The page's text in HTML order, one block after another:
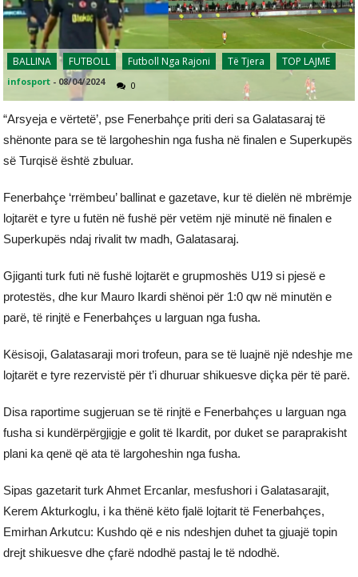
BALLINA FUTBOLL Futboll Nga Rajoni Të Tjera TOP LAJME
infosport - 08/04/2024 0
“Arsyeja e vërtetë’, pse Fenerbahçe priti deri sa Galatasaraj të
shënonte para se të largoheshin nga fusha në finalen e Superkupës
së Turqisë është zbuluar.
Fenerbahçe ‘rrëmbeu’ ballinat e gazetave, kur të dielën në mbrëmje
lojtarët e tyre u futën në fushë për vetëm një minutë në finalen e
Superkupës ndaj rivalit tw madh, Galatasaraj.
Gjiganti turk futi në fushë lojtarët e grupmoshës U19 si pjesë e
protestës, dhe kur Mauro Ikardi shënoi për 1:0 qw në minutën e
parë, të rinjtë e Fenerbahçes u larguan nga fusha.
Kësisoji, Galatasaraji mori trofeun, para se të luajnë një ndeshje me
lojtarët e tyre rezervistë për t’i dhuruar shikuesve diçka për të parë.
Disa raportime sugjeruan se të rinjtë e Fenerbahçes u larguan nga
fusha si kundërpërgjigje e golit të Ikardit, por duket se paraprakisht
plani ka qenë që ata të largoheshin nga fusha.
Sipas gazetarit turk Ahmet Ercanlar, mesfushori i Galatasarajit,
Kerem Akturkoglu, i ka thënë këto fjalë lojtarit të Fenerbahçes,
Emirhan Arkutcu: Kushdo që e nis ndeshjen duhet ta gjuajë topin
drejt shikuesve dhe çfarë ndodhë pastaj le të ndodhë.